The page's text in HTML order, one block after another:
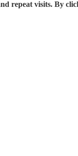
repeat visits. By